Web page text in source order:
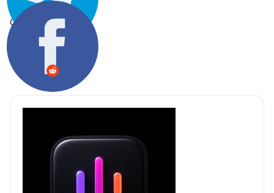
Chia sẻ: